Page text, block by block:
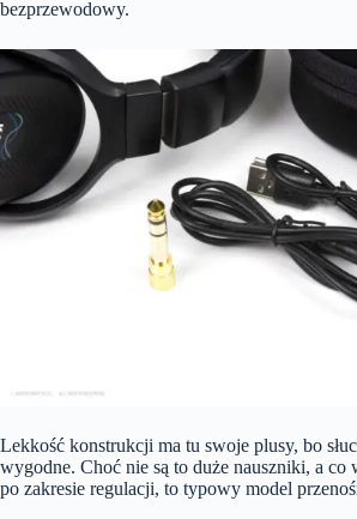
bezprzewodowy.
Lekkość konstrukcji ma tu swoje plusy, bo
wygodne. Choć nie są to duże nauszniki, a co
po zakresie regulacji, to typowy model